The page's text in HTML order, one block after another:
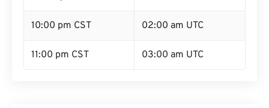
10:00 pm CST 02:00 am UTC
11:00 pm CST 03:00 am UTC